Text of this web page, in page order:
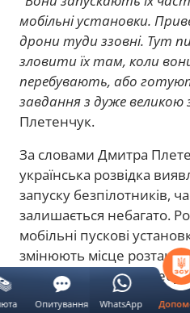
мобільні установки.
дрони туди ззовні. Тут
зловити їх там, коли
перебувають, або
завдання з дуже великою
Плетенчук.
За словами Дмитра
українська розвідка
запуску безпілотників,
залишається небагато.
мобільні пускові
змінюють місце
завдання удару потребує
координації між
Опитування WhatsApp